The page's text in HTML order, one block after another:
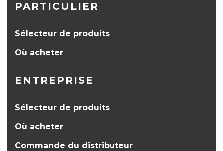
PARTICULIER
Sélecteur de produits
Où acheter
ENTREPRISE
Sélecteur de produits
Où acheter
Commande du distributeur